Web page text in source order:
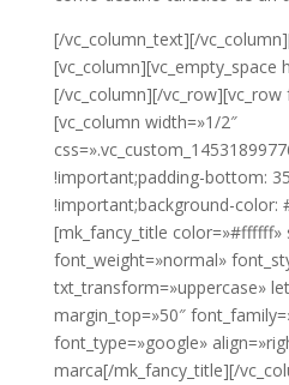
[/vc_column_text][/
[vc_column][vc_empty_space
[/vc_column][/vc_row][vc_row
[vc_column width=»1/2″
!important;padding-bottom:
!important;background-color:
[mk_fancy_title color=»#ffffff»
font_weight=»normal»
txt_transform=»uppercase»
margin_top=»50″
font_type=»google»
marca[/mk_fancy_title][/